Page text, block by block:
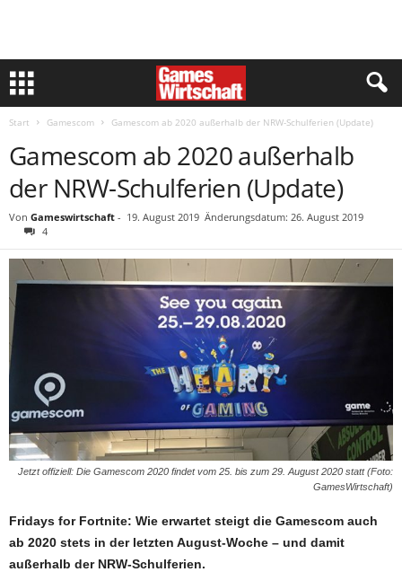
Start Gamescom Gamescom ab 2020 außerhalb der NRW-Schulferien (Update)
Gamescom ab 2020 außerhalb
der NRW-Schulferien (Update)
Von Gameswirtschaft - 19. August 2019 Änderungsdatum: 26. August 2019
4
Jetzt offiziell: Die Gamescom 2020 findet vom 25. bis zum 29. August 2020 statt (Foto:
GamesWirtschaft)
Fridays for Fortnite: Wie erwartet steigt die Gamescom auch
ab 2020 stets in der letzten August-Woche – und damit
außerhalb der NRW-Schulferien.